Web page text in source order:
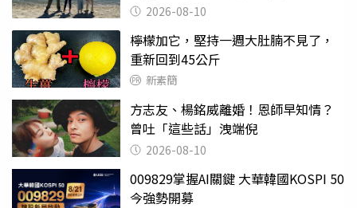
2026-08-10
檸檬加它，堅持一週大肚腩不見了，
重新回到45公斤
新素簡
方志友、楊銘威離婚！恩師早知情？
曾吐「這些話」洩端倪
2026-08-10
009829掌握AI關鍵 大華韓國KOSPI 50
今強勢開募